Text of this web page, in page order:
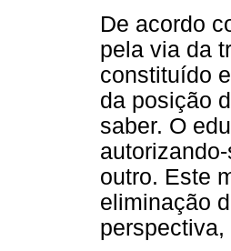
De acordo
pela via da
constituído
da posição
saber. O
outro. Este
eliminação